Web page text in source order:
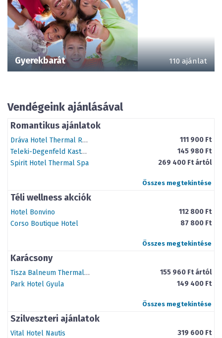
Gyerekbarát 110 ajánlat
Vendégeink ajánlásával
Romantikus ajánlatok
Dráva Hotel Thermal Resort
111 900 Ft
Teleki-Degenfeld Kastélyszálló Szirák
145 980 Ft
Spirit Hotel Thermal Spa
269 400 Ft ártól
Összes megtekintése
Téli wellness akciók
Hotel Bonvino
112 800 Ft
Corso Boutique Hotel
87 800 Ft
Összes megtekintése
Karácsony
Tisza Balneum Thermal Hotel
155 960 Ft ártól
Park Hotel Gyula
149 400 Ft
Összes megtekintése
Szilveszteri ajánlatok
Vital Hotel Nautis
319 600 Ft